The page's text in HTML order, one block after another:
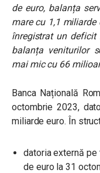
de euro, balanța
mare cu 1,1 miliarde
înregistrat un
balanța veniturilor
mai mic cu 66
Banca Națională
octombrie 2023,
miliarde euro. În
datoria externă pe
de euro la 31